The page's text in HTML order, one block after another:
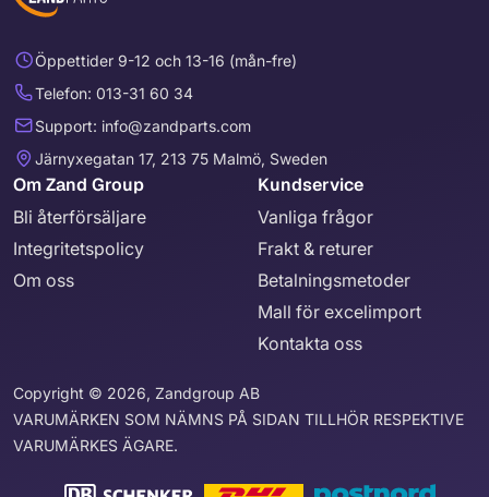
Öppettider 9-12 och 13-16 (mån-fre)
Telefon: 013-31 60 34
Support: info@zandparts.com
Järnyxegatan 17, 213 75 Malmö, Sweden
Om Zand Group
Bli återförsäljare
Integritetspolicy
Om oss
Kundservice
Vanliga frågor
Frakt & returer
Betalningsmetoder
Mall för excelimport
Kontakta oss
Copyright © 2026, Zandgroup AB
VARUMÄRKEN SOM NÄMNS PÅ SIDAN TILLHÖR RESPEKTIVE
VARUMÄRKES ÄGARE.